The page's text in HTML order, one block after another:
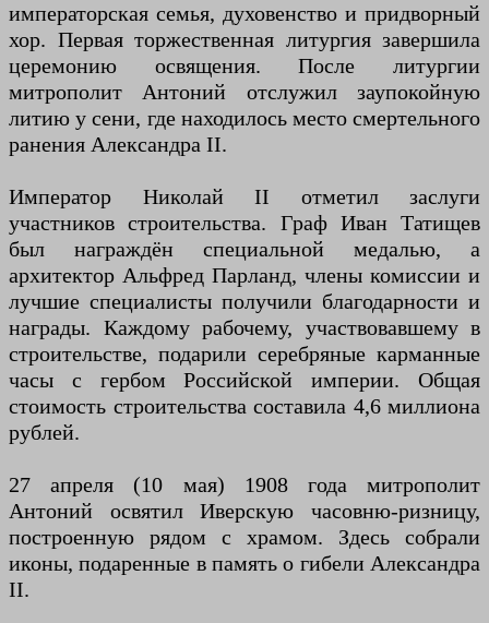
императорская семья, духовенство и придворный
хор. Первая торжественная литургия завершила
церемонию освящения. После литургии
митрополит Антоний отслужил заупокойную
литию у сени, где находилось место смертельного
ранения Александра II.
Император Николай II отметил заслуги
участников строительства. Граф Иван Татищев
был награждён специальной медалью, а
архитектор Альфред Парланд, члены комиссии и
лучшие специалисты получили благодарности и
награды. Каждому рабочему, участвовавшему в
строительстве, подарили серебряные карманные
часы с гербом Российской империи. Общая
стоимость строительства составила 4,6 миллиона
рублей.
27 апреля (10 мая) 1908 года митрополит
Антоний освятил Иверскую часовню-ризницу,
построенную рядом с храмом. Здесь собрали
иконы, подаренные в память о гибели Александра
II.